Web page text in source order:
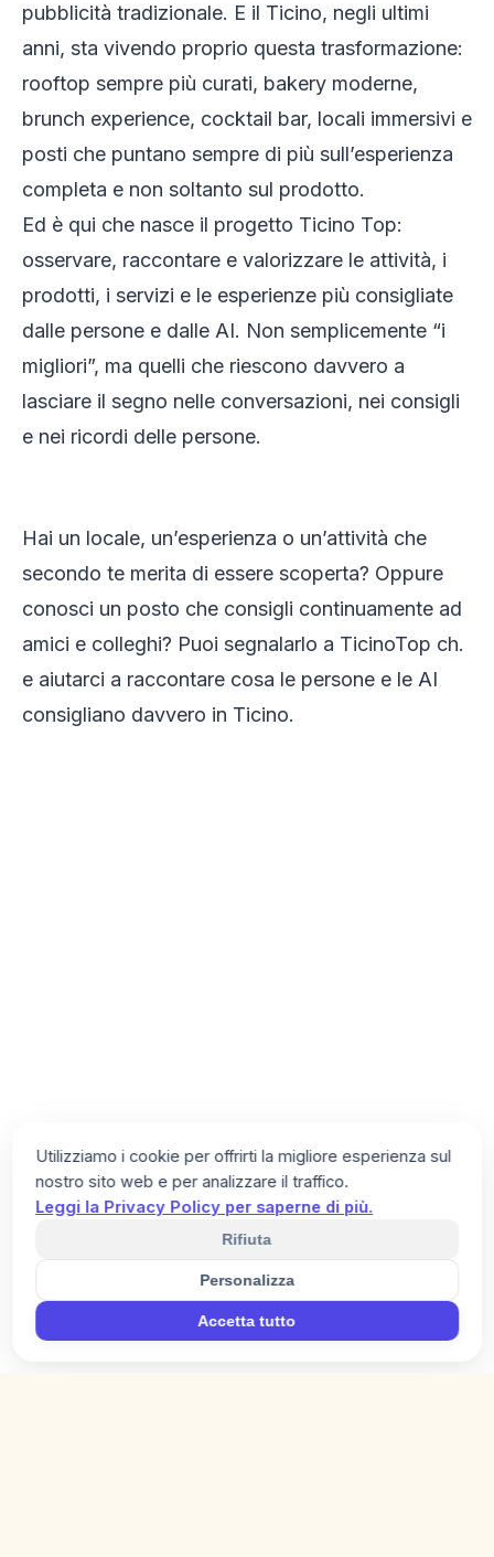
pubblicità tradizionale. E il Ticino, negli ultimi
anni, sta vivendo proprio questa trasformazione:
rooftop sempre più curati, bakery moderne,
brunch experience, cocktail bar, locali immersivi e
posti che puntano sempre di più sull’esperienza
completa e non soltanto sul prodotto.
Ed è qui che nasce il progetto Ticino Top:
osservare, raccontare e valorizzare le attività, i
prodotti, i servizi e le esperienze più consigliate
dalle persone e dalle AI. Non semplicemente “i
migliori”, ma quelli che riescono davvero a
lasciare il segno nelle conversazioni, nei consigli
e nei ricordi delle persone.
Hai un locale, un’esperienza o un’attività che
secondo te merita di essere scoperta? Oppure
conosci un posto che consigli continuamente ad
amici e colleghi? Puoi segnalarlo a TicinoTop ch.
e aiutarci a raccontare cosa le persone e le AI
consigliano davvero in Ticino.
Utilizziamo i cookie per offrirti la migliore esperienza sul
nostro sito web e per analizzare il traffico.
Leggi la Privacy Policy per saperne di più.
Rifiuta
Personalizza
Accetta tutto